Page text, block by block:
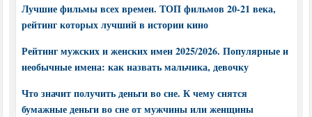
Лучшие фильмы всех времен. ТОП фильмов 20-21 века,
рейтинг которых лучший в истории кино
Рейтинг мужских и женских имен 2025/2026. Популярные и
необычные имена: как назвать мальчика, девочку
Что значит получить деньги во сне. К чему снятся
бумажные деньги во сне от мужчины или женщины